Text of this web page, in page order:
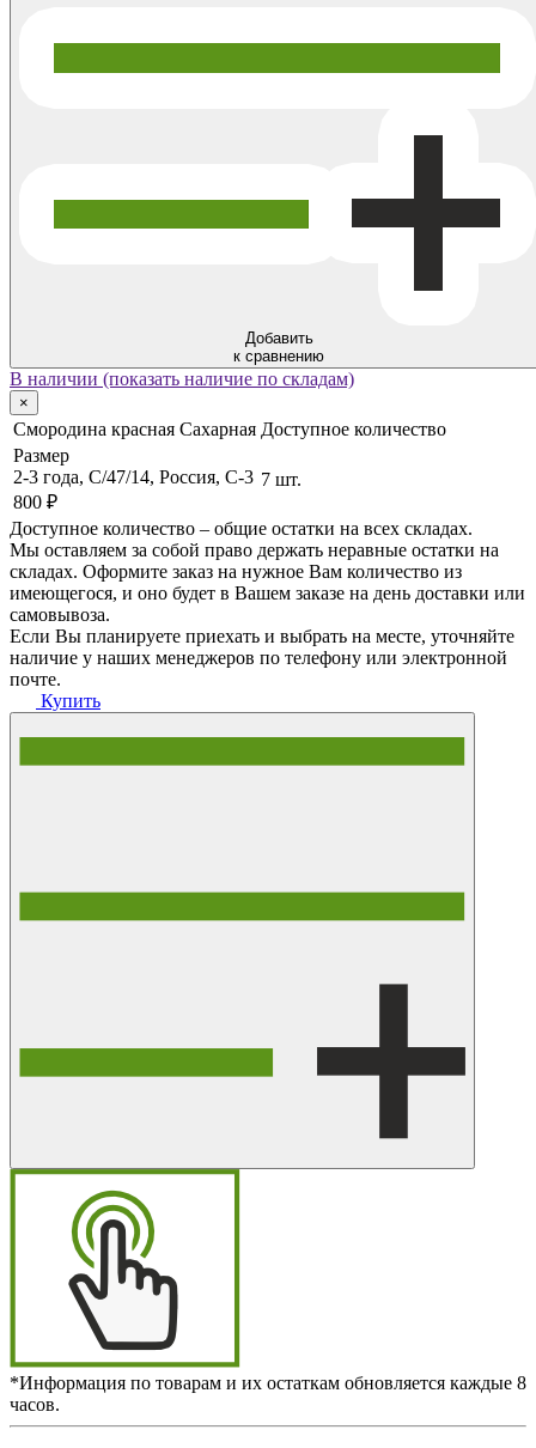
Добавить
к сравнению
В наличии (показать наличие по складам)
×
Смородина красная Сахарная Доступное количество
Размер
2-3 года, C/47/14, Россия, C-3
800 ₽
7 шт.
Доступное количество – общие остатки на всех складах.
Мы оставляем за собой право держать неравные остатки на
складах. Оформите заказ на нужное Вам количество из
имеющегося, и оно будет в Вашем заказе на день доставки или
самовывоза.
Если Вы планируете приехать и выбрать на месте, уточняйте
наличие у наших менеджеров по телефону или электронной
почте.
Купить
*Информация по товарам и их остаткам обновляется каждые 8
часов.